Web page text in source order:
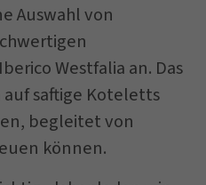
Auswahl von
Westfalia an. Das
auf saftige Koteletts
begleitet von
können.